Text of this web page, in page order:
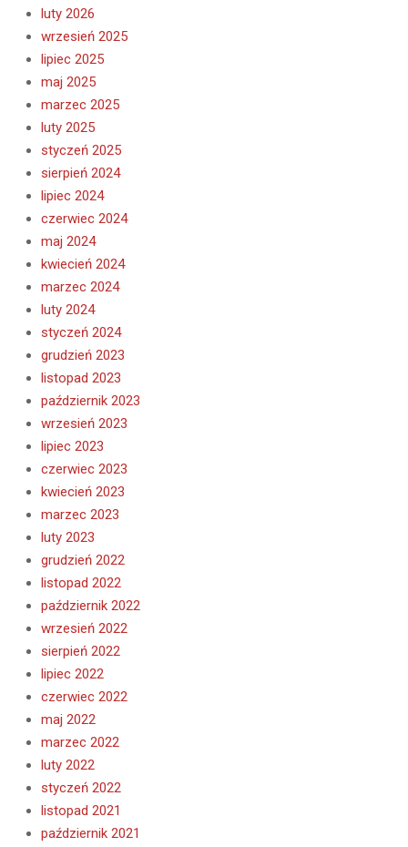
luty 2026
wrzesień 2025
lipiec 2025
maj 2025
marzec 2025
luty 2025
styczeń 2025
sierpień 2024
lipiec 2024
czerwiec 2024
maj 2024
kwiecień 2024
marzec 2024
luty 2024
styczeń 2024
grudzień 2023
listopad 2023
październik 2023
wrzesień 2023
lipiec 2023
czerwiec 2023
kwiecień 2023
marzec 2023
luty 2023
grudzień 2022
listopad 2022
październik 2022
wrzesień 2022
sierpień 2022
lipiec 2022
czerwiec 2022
maj 2022
marzec 2022
luty 2022
styczeń 2022
listopad 2021
październik 2021